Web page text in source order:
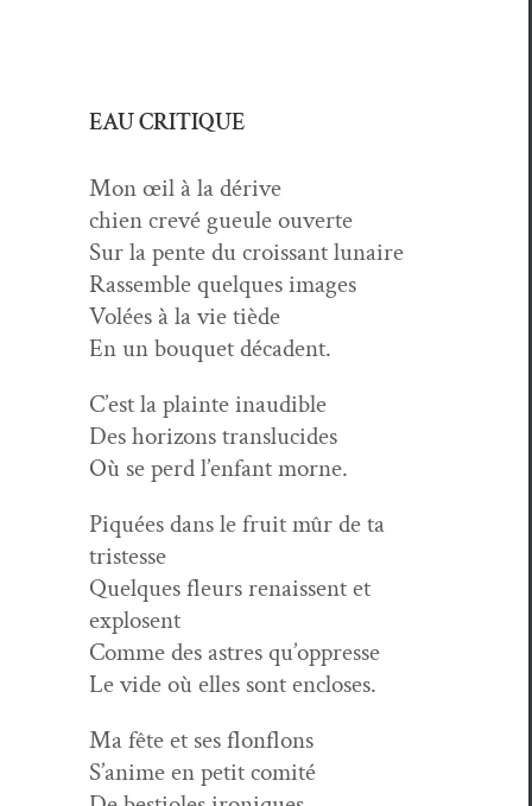
EAU CRITIQUE
Mon œil à la dérive
chien crevé gueule ouverte
Sur la pente du crois­sant lunaire
Rassem­ble quelques images
Volées à la vie tiède
En un bou­quet décadent.
C’est la plainte inaudible
Des hori­zons translucides
Où se perd l’en­fant morne.
Piquées dans le fruit mûr de ta
tristesse
Quelques fleurs renais­sent et
explosent
Comme des astres qu’oppresse
Le vide où elles sont encloses.
Ma fête et ses flonflons
S’anime en petit comité